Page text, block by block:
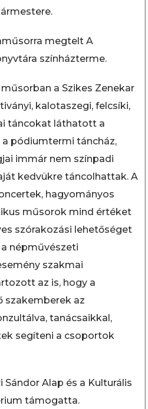
megtelt A
színházterme.
a Szikes Zenekar
kalotaszegi, felcsíki,
táncokat láthatott a
pódiumtermi táncház,
immár nem színpadi
kedvükre táncolhattak. A
hagyományos
műsorok mind értéket
szórakozási lehetőséget
népművészeti
szakmai
az is, hogy a
szakemberek az
tanácsaikkal,
segíteni a csoportok
Sándor Alap és a Kulturális
támogatta.